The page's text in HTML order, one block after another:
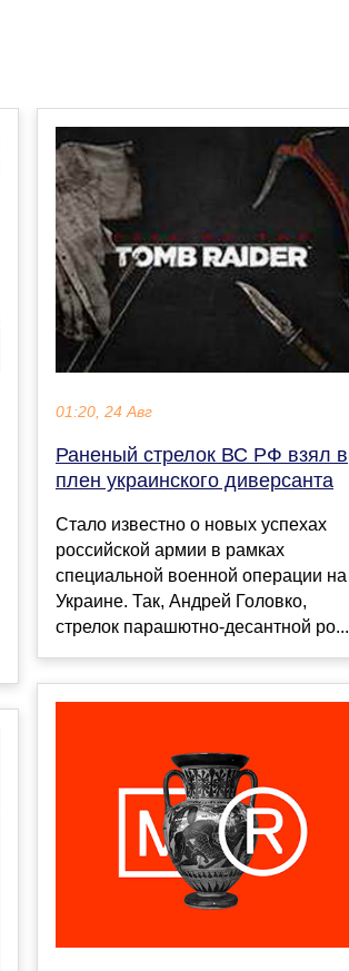
01:20, 24 Авг
Раненый стрелок ВС РФ взял в
плен украинского диверсанта
Стало известно о новых успехах
российской армии в рамках
специальной военной операции на
Украине. Так, Андрей Головко,
стрелок парашютно-десантной ро...